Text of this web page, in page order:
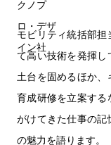
モビリティ統括部
て高い技術を発揮
土台を固めるほか
育成研修を立案す
がけてきた仕事の
の魅力を語ります。